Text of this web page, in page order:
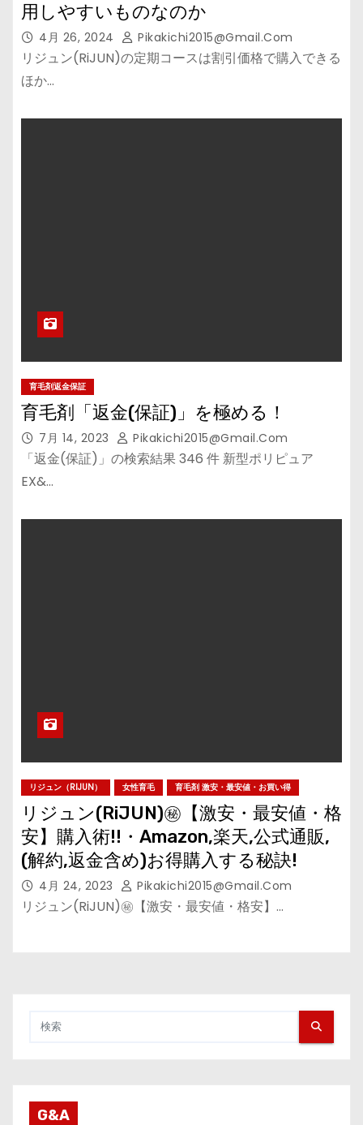
用しやすいものなのか
4月 26, 2024 Pikakichi2015@gmail.com
リジュン(RiJUN)の定期コースは割引価格で購入できる
ほか…
育毛剤返金保証
育毛剤「返金(保証)」を極める！
7月 14, 2023 Pikakichi2015@gmail.com
「返金(保証)」の検索結果 346 件 新型ポリピュア
EX&…
リジュン（RIJUN） 女性育毛 育毛剤 激安・最安値・お買い得
リジュン(RiJUN)㊙【激安・最安値・格
安】購入術!!・Amazon,楽天,公式通販,
(解約,返金含め)お得購入する秘訣!
4月 24, 2023 Pikakichi2015@gmail.com
リジュン(RiJUN)㊙【激安・最安値・格安】…
G&A